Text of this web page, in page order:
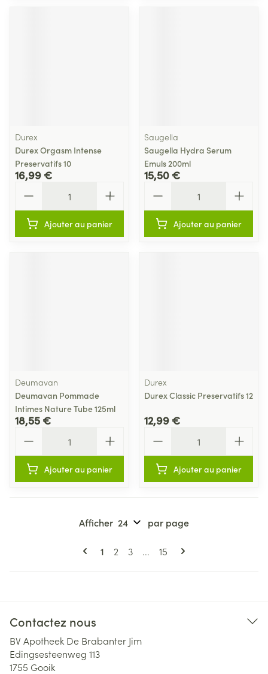
Durex
Durex Orgasm Intense
Preservatifs 10
16,99 €
Ajouter au panier
Saugella
Saugella Hydra Serum
Emuls 200ml
15,50 €
Ajouter au panier
Deumavan
Deumavan Pommade
Intimes Nature Tube 125ml
18,55 €
Ajouter au panier
Durex
Durex Classic Preservatifs 12
12,99 €
Ajouter au panier
Pages
Vous lisez actuellement la page
1 Page
2 Page
3 ... Page
15
Afficher par page
Contactez nous
BV Apotheek De Brabanter Jim
Edingsesteenweg 113
1755 Gooik